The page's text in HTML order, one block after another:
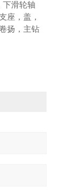
下滑轮轴
座，盖，
扬，主钻